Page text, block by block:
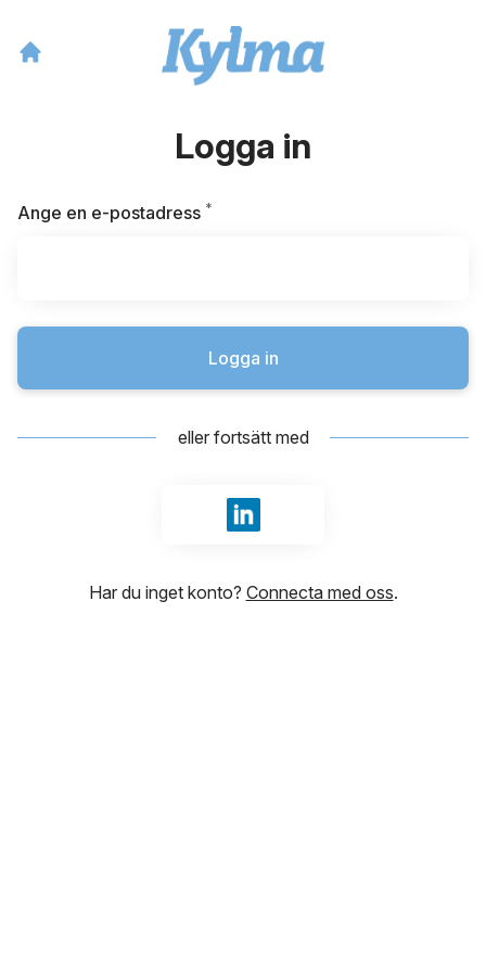
Logga in
Ange en e-postadress *
Logga in
eller fortsätt med
Logga in med LinkedIn
Har du inget konto? Connecta med oss.